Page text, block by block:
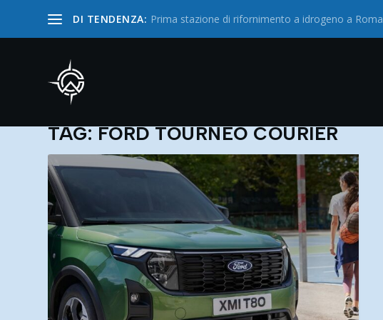
DI TENDENZA: Prima stazione di rifornimento a idrogeno a Roma
TAG:FORD TOURNEO COURIER